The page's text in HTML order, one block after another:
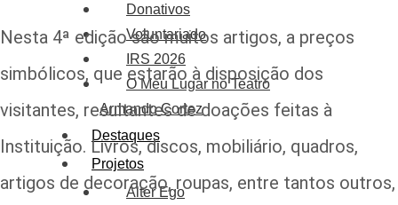
Donativos
Voluntariado
IRS 2026
O Meu Lugar no Teatro
Armando Cortez
Destaques
Projetos
Alter Ego
Nesta 4ª edição são muitos artigos, a preços
simbólicos, que estarão à disposição dos
visitantes, resultantes de doações feitas à
Instituição. Livros, discos, mobiliário, quadros,
artigos de decoração, roupas, entre tantos outros,